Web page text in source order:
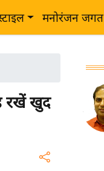
मनोरंजन जगत
रखें खुद